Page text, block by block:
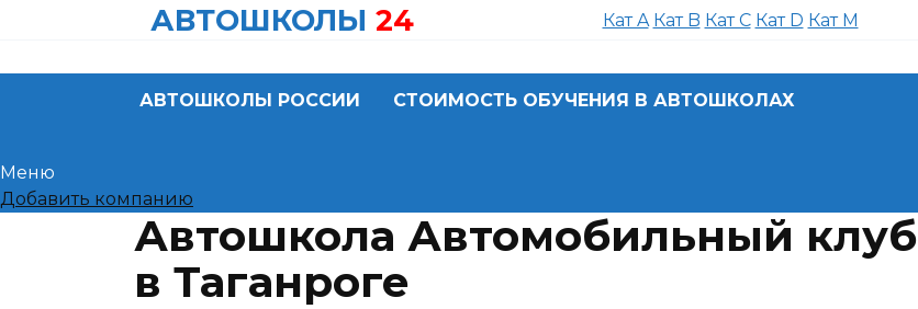
АВТОШКОЛЫ 24 Кат A Кат B Кат C Кат D Кат M
АВТОШКОЛЫ РОССИИ СТОИМОСТЬ ОБУЧЕНИЯ В АВТОШКОЛАХ
Меню
Добавить компанию
Автошкола Автомобильный клуб
в Таганроге